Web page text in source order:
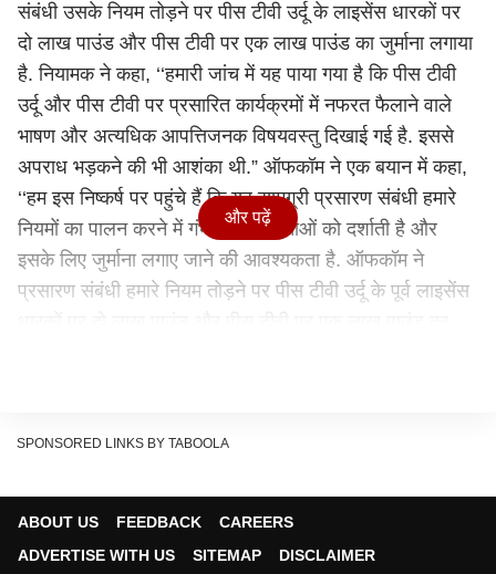
संबंधी उसके नियम तोड़ने पर पीस टीवी उर्दू के लाइसेंस धारकों पर
दो लाख पाउंड और पीस टीवी पर एक लाख पाउंड का जुर्माना लगाया
है. नियामक ने कहा, ‘‘हमारी जांच में यह पाया गया है कि पीस टीवी
उर्दू और पीस टीवी पर प्रसारित कार्यक्रमों में नफरत फैलाने वाले
भाषण और अत्यधिक आपत्तिजनक विषयवस्तु दिखाई गई है. इससे
अपराध भड़कने की भी आशंका थी.” ऑफकॉम ने एक बयान में कहा,
‘‘हम इस निष्कर्ष पर पहुंचे हैं कि यह सामग्री प्रसारण संबंधी हमारे
नियमों का पालन करने में गंभीर असफलताओं को दर्शाती है और
इसके लिए जुर्माना लगाए जाने की आवश्यकता है. ऑफकॉम ने
प्रसारण संबंधी हमारे नियम तोड़ने पर पीस टीवी उर्दू के पूर्व लाइसेंस
पीस टीवी उर्दू का लाइसेंस ‘क्लब टीवी’ के पास है. दोनों की मूल
और पढ़ें
SPONSORED LINKS BY TABOOLA
ABOUT US FEEDBACK
CAREERS
ADVERTISE WITH US
SITEMAP DISCLAIMER